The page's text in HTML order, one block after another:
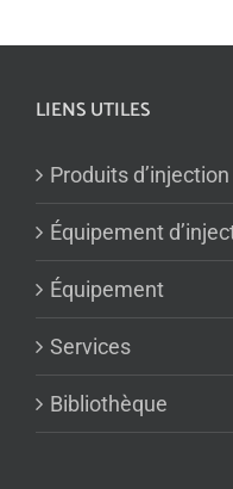
LIENS UTILES
Produits d’injection
Équipement
Équipement
Services
Bibliothèque